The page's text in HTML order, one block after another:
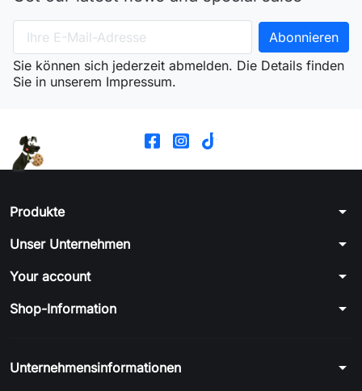
Sie können sich jederzeit abmelden. Die Details finden
Sie in unserem Impressum.
Produkte arrow_drop_down
Unser Unternehmen arrow_drop_down
Your account arrow_drop_down
Shop-Information arrow_drop_down
Unternehmensinformationen arrow_drop_down